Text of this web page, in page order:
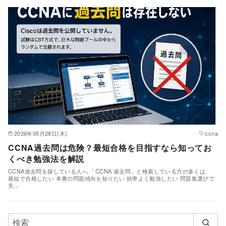
2026年05月28日(木) ccna
CCNA過去問は危険？最短合格を目指すなら知ってお
くべき勉強法を解説
CCNA過去問を探している人へ 「CCNA 過去問」と検索している方の多くは、
最短で合格したい 本番の問題傾向を知りたい 効率よく勉強したい 問題集選びで
失…